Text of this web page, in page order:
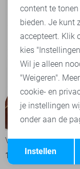
Vero Moda Blouse
15,00 29,99
Terug
content te
bieden. Je kunt
accepteert. Klik
kies
Wil je alleen
"Weigeren".
cookie- en
je instellingen
onder aan de
Instellen